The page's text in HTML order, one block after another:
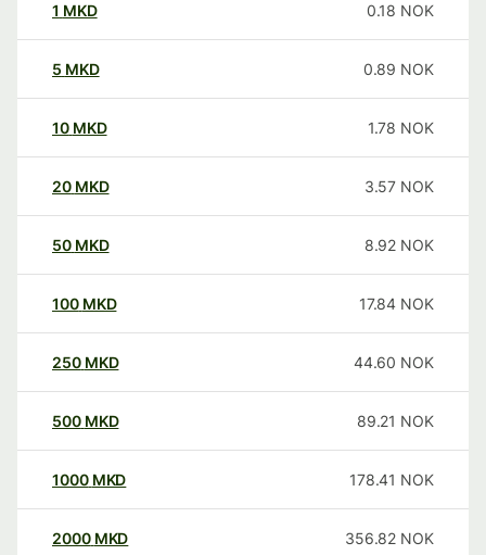
1 MKD 0.18 NOK
5 MKD 0.89 NOK
10 MKD 1.78 NOK
20 MKD 3.57 NOK
50 MKD 8.92 NOK
100 MKD 17.84 NOK
250 MKD 44.60 NOK
500 MKD 89.21 NOK
1000 MKD 178.41 NOK
2000 MKD 356.82 NOK